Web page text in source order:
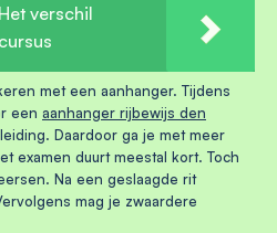
Het verschil
met een aanhanger. Tijdens
een aanhanger rijbewijs den
Daardoor ga je met meer
examen duurt meestal kort. Toch
Na een geslaagde rit
mag je zwaardere